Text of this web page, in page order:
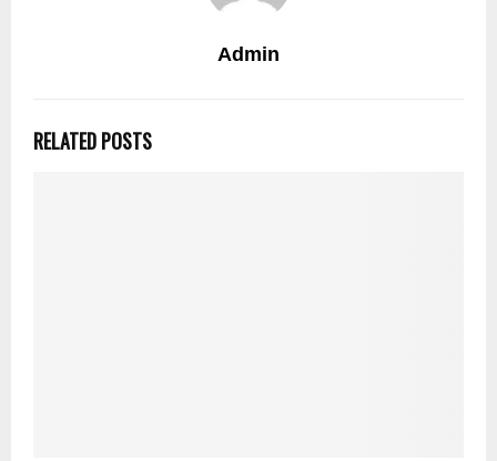
Admin
RELATED POSTS